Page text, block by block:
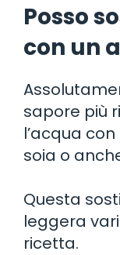
Posso
con un
sapore più
l’acqua
soia o
Questa
leggera
ricetta.